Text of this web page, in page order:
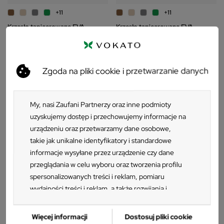
Zgoda na pliki cookie i przetwarzanie danych
My, nasi Zaufani Partnerzy oraz inne podmioty
uzyskujemy dostęp i przechowujemy informacje na
urządzeniu oraz przetwarzamy dane osobowe,
takie jak unikalne identyfikatory i standardowe
informacje wysyłane przez urządzenie czy dane
przeglądania w celu wyboru oraz tworzenia profilu
spersonalizowanych treści i reklam, pomiaru
wydajności treści i reklam, a także rozwijania i
Zaufani Partnerzy możemy korzystać z
Więcej informacji Dostosuj pliki cookie
+11
Krzesło tapicerowane EVA
+11
Krzesło tapicerowane EVA
331 zł